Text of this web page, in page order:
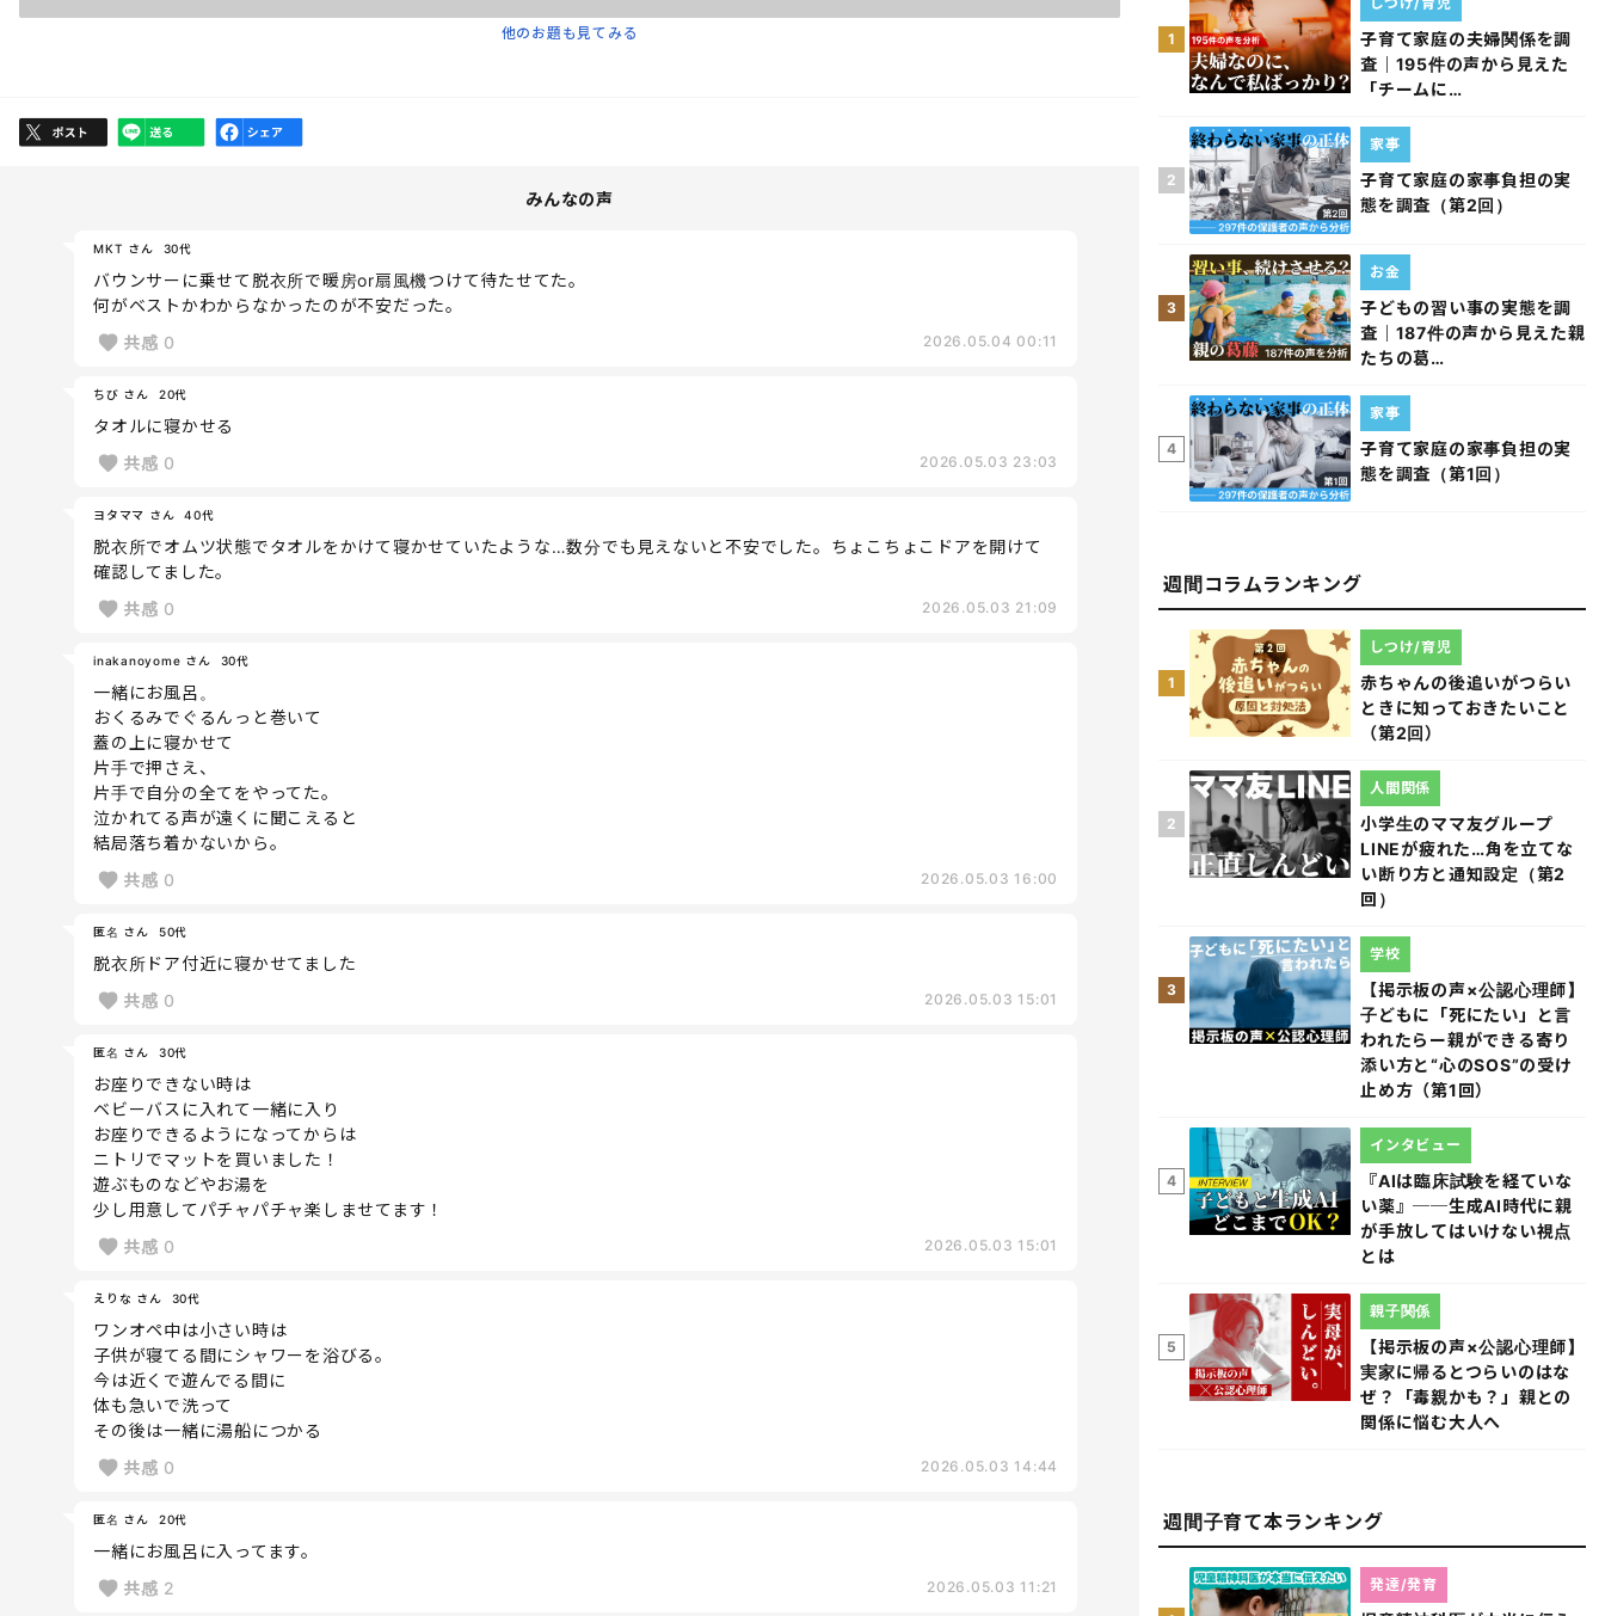
他のお題も見てみる
みんなの声
MKT さん 30代
バウンサーに乗せて脱衣所で暖房or扇風機つけて待たせてた。
何がベストかわからなかったのが不安だった。
共感 0 2026.05.04 00:11
ちび さん 20代
タオルに寝かせる
共感 0 2026.05.03 23:03
ヨタママ さん 40代
脱衣所でオムツ状態でタオルをかけて寝かせていたような…数分でも見えないと不安でした。ちょこちょこドアを開けて
確認してました。
共感 0 2026.05.03 21:09
inakanoyome さん 30代
一緒にお風呂。
おくるみでぐるんっと巻いて
蓋の上に寝かせて
片手で押さえ、
片手で自分の全てをやってた。
泣かれてる声が遠くに聞こえると
結局落ち着かないから。
共感 0 2026.05.03 16:00
匿名 さん 50代
脱衣所ドア付近に寝かせてました
共感 0 2026.05.03 15:01
匿名 さん 30代
お座りできない時は
ベビーバスに入れて一緒に入り
お座りできるようになってからは
ニトリでマットを買いました！
遊ぶものなどやお湯を
少し用意してパチャパチャ楽しませてます！
共感 0 2026.05.03 15:01
えりな さん 30代
ワンオペ中は小さい時は
子供が寝てる間にシャワーを浴びる。
今は近くで遊んでる間に
体も急いで洗って
その後は一緒に湯船につかる
共感 0 2026.05.03 14:44
匿名 さん 20代
一緒にお風呂に入ってます。
共感 2 2026.05.03 11:21
1
子育て家庭の夫婦関係を調
査｜195件の声から見えた
「チームに…
2
子育て家庭の家事負担の実
態を調査（第2回）
家事
3
子どもの習い事の実態を調
査｜187件の声から見えた親
たちの葛…
お金
4
子育て家庭の家事負担の実
態を調査（第1回）
家事
週間コラムランキング
1
赤ちゃんの後追いがつらい
ときに知っておきたいこと
（第2回）
しつけ/育児
2
小学生のママ友グループ
LINEが疲れた…角を立てな
い断り方と通知設定（第2
回）
人間関係
3
【掲示板の声×公認心理師】
子どもに「死にたい」と言
われたらー親ができる寄り
添い方と“心のSOS”の受け
止め方（第1回）
学校
4
『AIは臨床試験を経ていな
い薬』──生成AI時代に親
が手放してはいけない視点
とは
インタビュー
5
【掲示板の声×公認心理師】
実家に帰るとつらいのはな
ぜ？「毒親かも？」親との
関係に悩む大人へ
親子関係
週間子育て本ランキング
発達/発育